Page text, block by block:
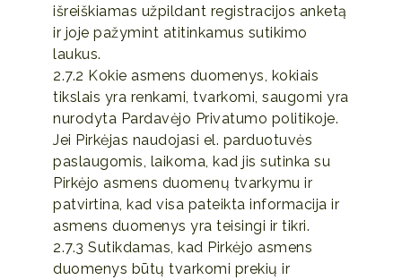
išreiškiamas užpildant registracijos anketą
ir joje pažymint atitinkamus sutikimo
laukus.
2.7.2 Kokie asmens duomenys, kokiais
tikslais yra renkami, tvarkomi, saugomi yra
nurodyta Pardavėjo Privatumo politikoje.
Jei Pirkėjas naudojasi el. parduotuvės
paslaugomis, laikoma, kad jis sutinka su
Pirkėjo asmens duomenų tvarkymu ir
patvirtina, kad visa pateikta informacija ir
asmens duomenys yra teisingi ir tikri.
2.7.3 Sutikdamas, kad Pirkėjo asmens
duomenys būtų tvarkomi prekių ir